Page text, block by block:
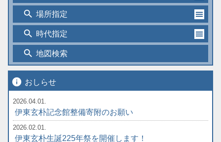
search 場所指定
search 時代指定
search 地図検索
info おしらせ
2026.04.01.
伊東玄朴記念館整備寄附のお願い
2026.02.01.
伊東玄朴生誕225年祭を開催します！